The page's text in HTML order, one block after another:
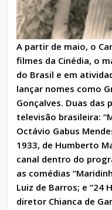
A partir de maio, o
filmes da Cinédia, o
do Brasil e em
lançar nomes como
Gonçalves. Duas das
televisão brasileira:
Octávio Gabus
1933, de Humberto
canal dentro do
as comédias
Luiz de Barros; e “24
diretor Chianca de